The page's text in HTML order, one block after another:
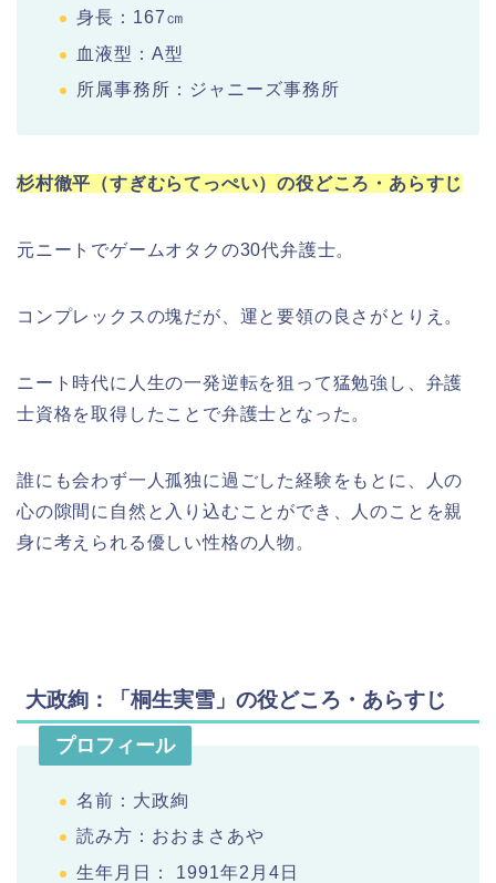
身長：167㎝
血液型：A型
所属事務所：ジャニーズ事務所
杉村徹平（すぎむらてっぺい）の役どころ・あらすじ
元ニートでゲームオタクの30代弁護士。
コンプレックスの塊だが、運と要領の良さがとりえ。
ニート時代に人生の一発逆転を狙って猛勉強し、弁護
士資格を取得したことで弁護士となった。
誰にも会わず一人孤独に過ごした経験をもとに、人の
心の隙間に自然と入り込むことができ、人のことを親
身に考えられる優しい性格の人物。
大政絢：「桐生実雪」の役どころ・あらすじ
プロフィール
名前：大政絢
読み方：おおまさあや
生年月日： 1991年2月4日